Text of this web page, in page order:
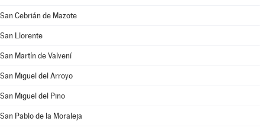
San Cebrián de Mazote
San Llorente
San Martín de Valvení
San Miguel del Arroyo
San Miguel del Pino
San Pablo de la Moraleja